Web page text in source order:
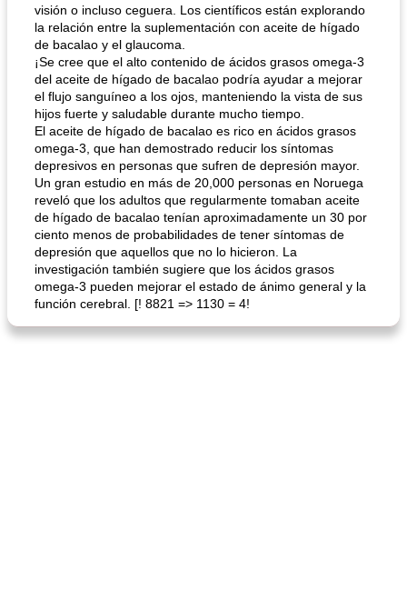
visión o incluso ceguera. Los científicos están explorando
la relación entre la suplementación con aceite de hígado
de bacalao y el glaucoma.
¡Se cree que el alto contenido de ácidos grasos omega-3
del aceite de hígado de bacalao podría ayudar a mejorar
el flujo sanguíneo a los ojos, manteniendo la vista de sus
hijos fuerte y saludable durante mucho tiempo.
El aceite de hígado de bacalao es rico en ácidos grasos
omega-3, que han demostrado reducir los síntomas
depresivos en personas que sufren de depresión mayor.
Un gran estudio en más de 20,000 personas en Noruega
reveló que los adultos que regularmente tomaban aceite
de hígado de bacalao tenían aproximadamente un 30 por
ciento menos de probabilidades de tener síntomas de
depresión que aquellos que no lo hicieron. La
investigación también sugiere que los ácidos grasos
omega-3 pueden mejorar el estado de ánimo general y la
función cerebral. [! 8821 => 1130 = 4!